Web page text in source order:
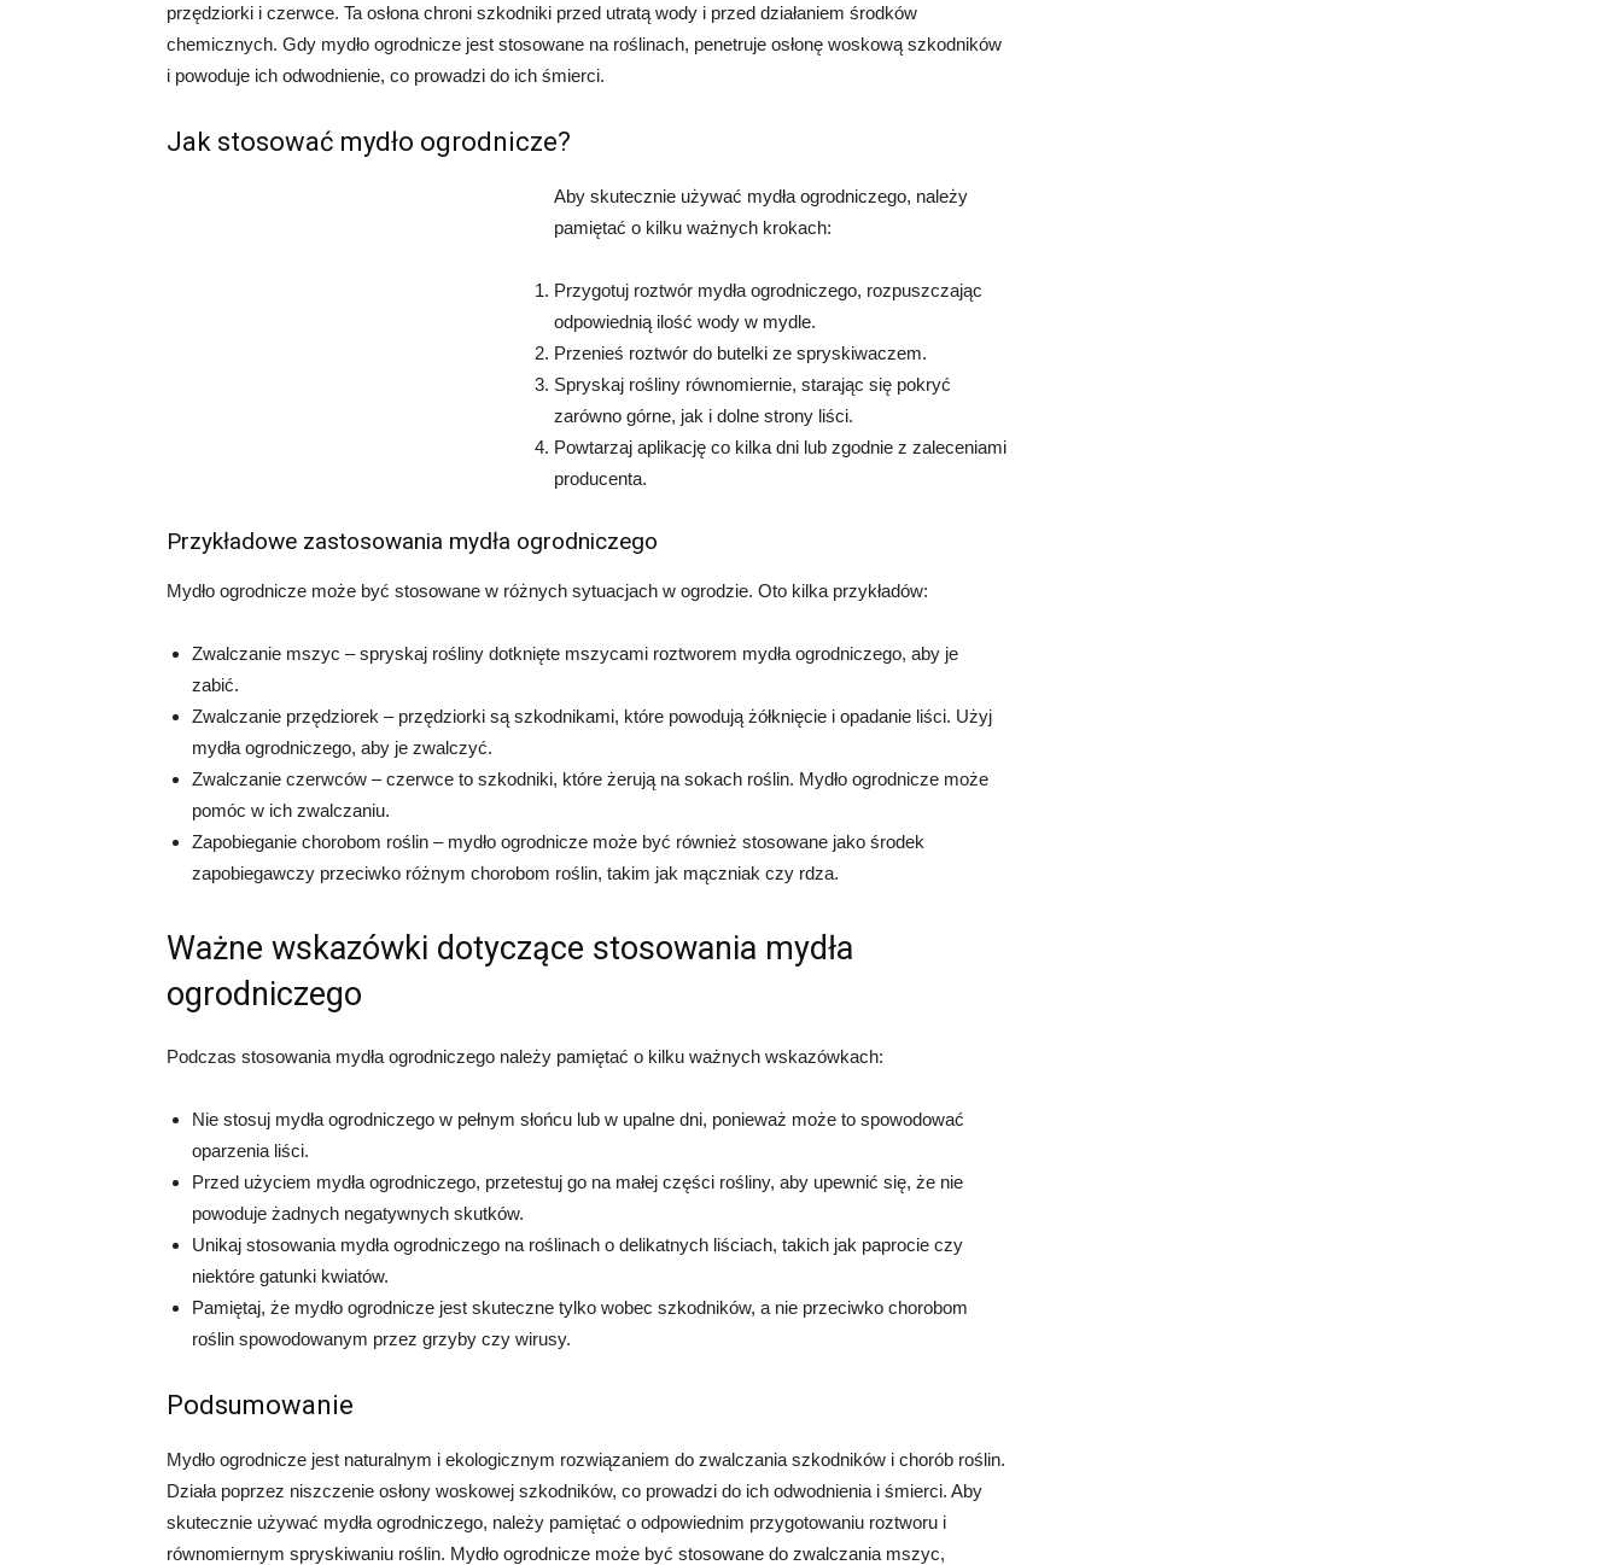
przędziorki i czerwce. Ta osłona chroni szkodniki przed utratą wody i przed działaniem środków
chemicznych. Gdy mydło ogrodnicze jest stosowane na roślinach, penetruje osłonę woskową szkodników
i powoduje ich odwodnienie, co prowadzi do ich śmierci.
Jak stosować mydło ogrodnicze?
Aby skutecznie używać mydła ogrodniczego, należy
pamiętać o kilku ważnych krokach:
Przygotuj roztwór mydła ogrodniczego, rozpuszczając
odpowiednią ilość wody w mydle.
Przenieś roztwór do butelki ze spryskiwaczem.
Spryskaj rośliny równomiernie, starając się pokryć
zarówno górne, jak i dolne strony liści.
Powtarzaj aplikację co kilka dni lub zgodnie z zaleceniami
producenta.
Przykładowe zastosowania mydła ogrodniczego
Mydło ogrodnicze może być stosowane w różnych sytuacjach w ogrodzie. Oto kilka przykładów:
Zwalczanie mszyc – spryskaj rośliny dotknięte mszycami roztworem mydła ogrodniczego, aby je
zabić.
Zwalczanie przędziorek – przędziorki są szkodnikami, które powodują żółknięcie i opadanie liści. Użyj
mydła ogrodniczego, aby je zwalczyć.
Zwalczanie czerwców – czerwce to szkodniki, które żerują na sokach roślin. Mydło ogrodnicze może
pomóc w ich zwalczaniu.
Zapobieganie chorobom roślin – mydło ogrodnicze może być również stosowane jako środek
zapobiegawczy przeciwko różnym chorobom roślin, takim jak mączniak czy rdza.
Ważne wskazówki dotyczące stosowania mydła
ogrodniczego
Podczas stosowania mydła ogrodniczego należy pamiętać o kilku ważnych wskazówkach:
Nie stosuj mydła ogrodniczego w pełnym słońcu lub w upalne dni, ponieważ może to spowodować
oparzenia liści.
Przed użyciem mydła ogrodniczego, przetestuj go na małej części rośliny, aby upewnić się, że nie
powoduje żadnych negatywnych skutków.
Unikaj stosowania mydła ogrodniczego na roślinach o delikatnych liściach, takich jak paprocie czy
niektóre gatunki kwiatów.
Pamiętaj, że mydło ogrodnicze jest skuteczne tylko wobec szkodników, a nie przeciwko chorobom
roślin spowodowanym przez grzyby czy wirusy.
Podsumowanie
Mydło ogrodnicze jest naturalnym i ekologicznym rozwiązaniem do zwalczania szkodników i chorób roślin.
Działa poprzez niszczenie osłony woskowej szkodników, co prowadzi do ich odwodnienia i śmierci. Aby
skutecznie używać mydła ogrodniczego, należy pamiętać o odpowiednim przygotowaniu roztworu i
równomiernym spryskiwaniu roślin. Mydło ogrodnicze może być stosowane do zwalczania mszyc,